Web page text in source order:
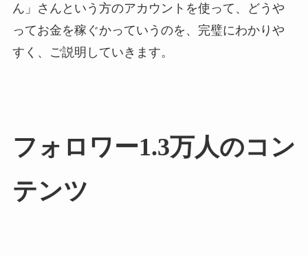
ん」さんという方のアカウントを使って、どうや
ってお金を稼ぐかっていうのを、完璧にわかりや
すく、ご説明していきます。
フォロワー1.3万人のコン
テンツ